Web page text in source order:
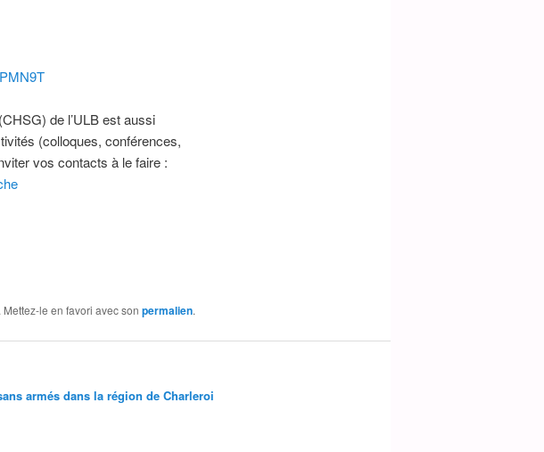
de l’ULB est aussi
(colloques, conférences,
vos contacts à le faire :
Mettez-le en favori avec son permalien.
armés dans la région de Charleroi